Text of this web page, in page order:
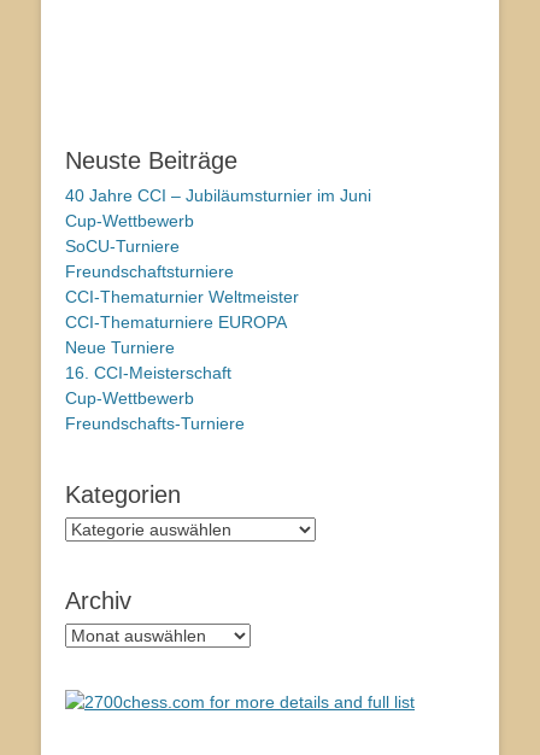
Neuste Beiträge
40 Jahre CCI – Jubiläumsturnier im Juni
Cup-Wettbewerb
SoCU-Turniere
Freundschaftsturniere
CCI-Thematurnier Weltmeister
CCI-Thematurniere EUROPA
Neue Turniere
16. CCI-Meisterschaft
Cup-Wettbewerb
Freundschafts-Turniere
Kategorien
Kategorien
Archiv
Archiv